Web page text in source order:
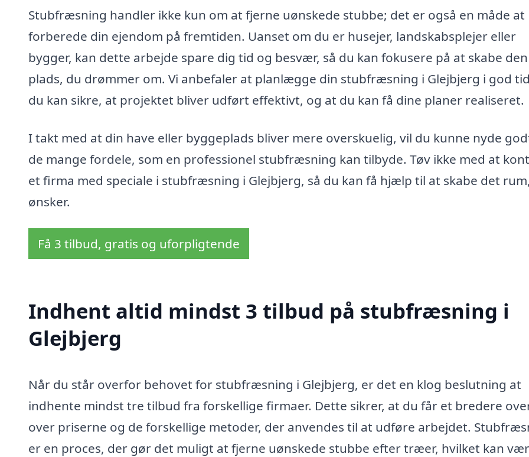
Stubfræsning handler ikke kun om at fjerne uønskede stubbe; det er også en måde at
forberede din ejendom på fremtiden. Uanset om du er husejer, landskabsplejer eller
bygger, kan dette arbejde spare dig tid og besvær, så du kan fokusere på at skabe den
plads, du drømmer om. Vi anbefaler at planlægge din stubfræsning i Glejbjerg i god
du kan sikre, at projektet bliver udført effektivt, og at du kan få dine planer realiseret.
I takt med at din have eller byggeplads bliver mere overskuelig, vil du kunne nyde
de mange fordele, som en professionel stubfræsning kan tilbyde. Tøv ikke med at
et firma med speciale i stubfræsning i Glejbjerg, så du kan få hjælp til at skabe det
ønsker.
Få 3 tilbud, gratis og uforpligtende
Indhent altid mindst 3 tilbud på stubfræsning i
Glejbjerg
Når du står overfor behovet for stubfræsning i Glejbjerg, er det en klog beslutning at
indhente mindst tre tilbud fra forskellige firmaer. Dette sikrer, at du får et bredere
over priserne og de forskellige metoder, der anvendes til at udføre arbejdet.
er en proces, der gør det muligt at fjerne uønskede stubbe efter træer, hvilket kan